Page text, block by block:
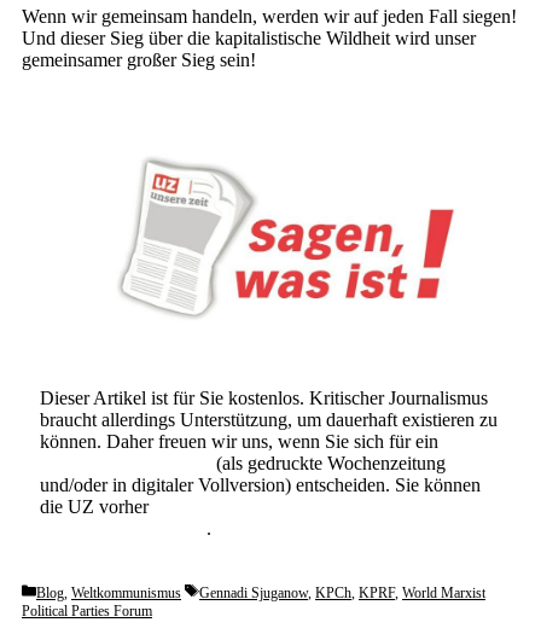
Wenn wir gemeinsam handeln, werden wir auf jeden Fall siegen!
Und dieser Sieg über die kapitalistische Wildheit wird unser
gemeinsamer großer Sieg sein!
Dieser Artikel ist für Sie kostenlos. Kritischer Journalismus
braucht allerdings Unterstützung, um dauerhaft existieren zu
können. Daher freuen wir uns, wenn Sie sich für ein
(als gedruckte Wochenzeitung
und/oder in digitaler Vollversion) entscheiden. Sie können
die UZ vorher
.
Categories
Blog, Weltkommunismus Tags
Gennadi Sjuganow, KPCh, KPRF, World Marxist
Political Parties Forum